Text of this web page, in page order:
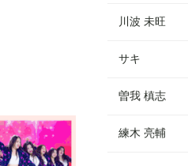
川波 未旺
サキ
曽我 槙志
練木 亮輔